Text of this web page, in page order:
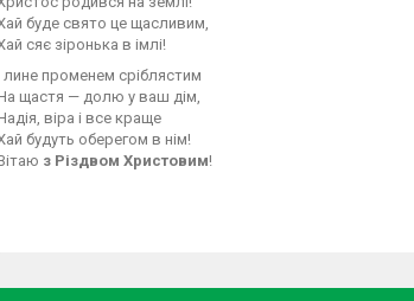
буде свято це щасливим,
сяє зіронька в імлі!
лине променем сріблястим
щастя — долю у ваш дім,
віра і все краще
будуть оберегом в нім!
з Різдвом Христовим!